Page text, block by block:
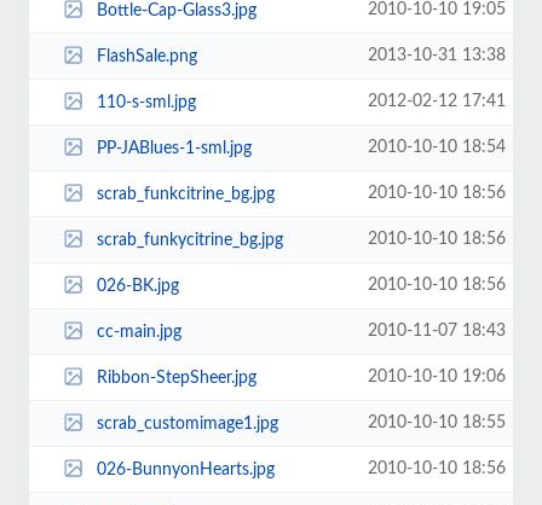
Bottle-Cap-Glass3.jpg 2010-10-10 19:05
FlashSale.png 2013-10-31 13:38
110-s-sml.jpg 2012-02-12 17:41
PP-JABlues-1-sml.jpg 2010-10-10 18:54
scrab_funkcitrine_bg.jpg 2010-10-10 18:56
scrab_funkycitrine_bg.jpg 2010-10-10 18:56
026-BK.jpg 2010-10-10 18:56
cc-main.jpg 2010-11-07 18:43
Ribbon-StepSheer.jpg 2010-10-10 19:06
scrab_customimage1.jpg 2010-10-10 18:55
026-BunnyonHearts.jpg 2010-10-10 18:56